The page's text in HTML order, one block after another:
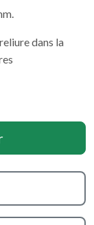
dans la